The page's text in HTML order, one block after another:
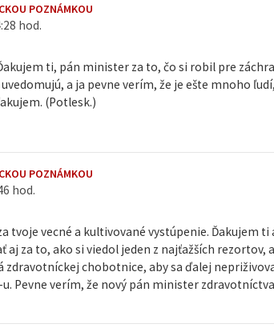
POZNÁMKOU
hod.
ti, pán minister za to, čo si robil pre
a ja pevne verím, že je ešte mnoho
(Potlesk.)
POZNÁMKOU
hod.
tvoje vecné a kultivované vystúpenie. Ďakujem
aj za to, ako si viedol jeden z najťažších rezortov,
zdravotníckej chobotnice, aby sa ďalej
u. Pevne verím, že nový pán minister